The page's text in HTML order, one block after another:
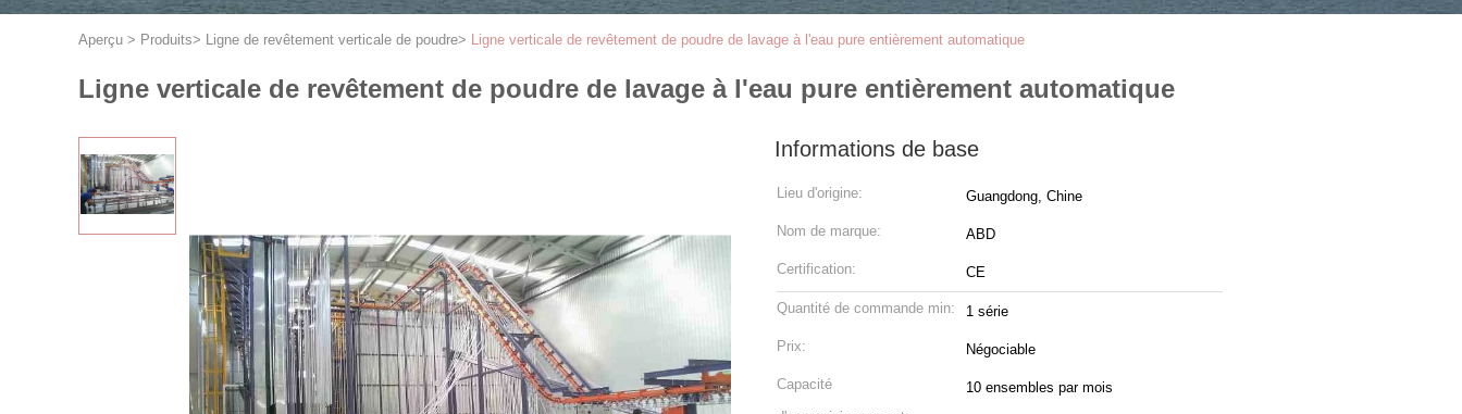
Aperçu > Produits> Ligne de revêtement verticale de poudre> Ligne verticale de revêtement de poudre de lavage à l'eau pure entièrement automatique
Ligne verticale de revêtement de poudre de lavage à l'eau pure entièrement automatique
Informations de base
Lieu d'origine: Guangdong, Chine
Nom de marque: ABD
Certification: CE
Quantité de commande min: 1 série
Prix: Négociable
Capacité
10 ensembles par mois